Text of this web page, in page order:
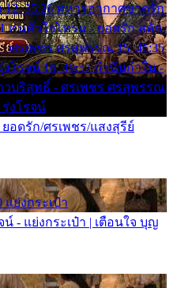
35:26 ทหารอากาศขาดรัก
คนหัวใจโทรม - ยอดรัก สลัก
ศรเพชร ศรสุพรรณ 15. 46:35
โรจน์ 16. 49:57 กำนันกำใน -
วบริสุทธิ์ - ศรเพชร ศรสุพรรณ
รุ่งโรจน์
อดรัก/ศรเพชร/แสงสุรีย์
แย่งกระเป๋า
- แย่งกระเป๋า | เตือนใจ บุญ